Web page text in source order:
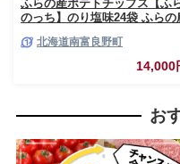
ふらの産ポテトチップス【ふ
のっち】のり塩味24袋 ふらの
イモ のり塩 芋 菓子 スナック
じゃがいも お菓子 ポテチ 1箱
北海道南富良野町
14,000
お